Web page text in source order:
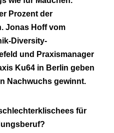
Prozent der
Jonas Hoff vom
Diversity-
und Praxismanager
Ku64 in Berlin geben
Nachwuchs gewinnt.
für